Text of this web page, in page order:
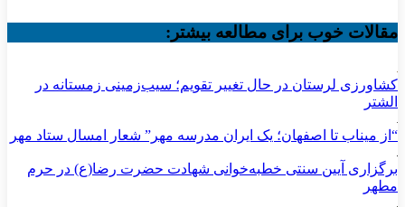
مقالات خوب برای مطالعه بیشتر:
کشاورزی لرستان در حال تغییر تقویم؛ سیب‌زمینی زمستانه در
الشتر
“از میناب تا اصفهان؛ یک ایران مدرسه مهر” شعار امسال ستاد مهر
برگزاری آیین سنتی خطبه‌خوانی شهادت حضرت رضا(ع) در حرم
مطهر